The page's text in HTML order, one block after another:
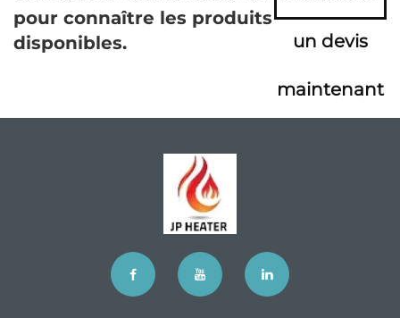
pour connaître les produits
disponibles.
un devis
maintenant